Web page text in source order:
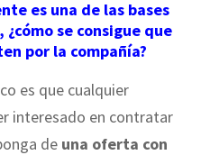
es una de las bases
se consigue que
por la compañía?
es que cualquier
interesado en contratar
de una oferta con